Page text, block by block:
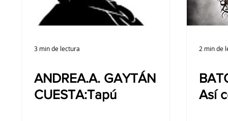
3 min de lectura
ANDREA.A. GAYTÁN
CUESTA:Tapú
2 min de
Así